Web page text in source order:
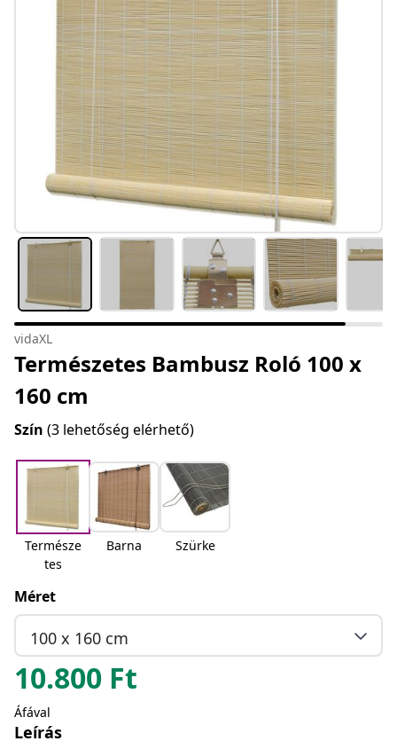
vidaXL
Természetes Bambusz Roló 100 x
160 cm
Szín (3 lehetőség elérhető)
Természe
tes
Barna Szürke
Méret
100 x 160 cm
10.800 Ft
Áfával
Leírás